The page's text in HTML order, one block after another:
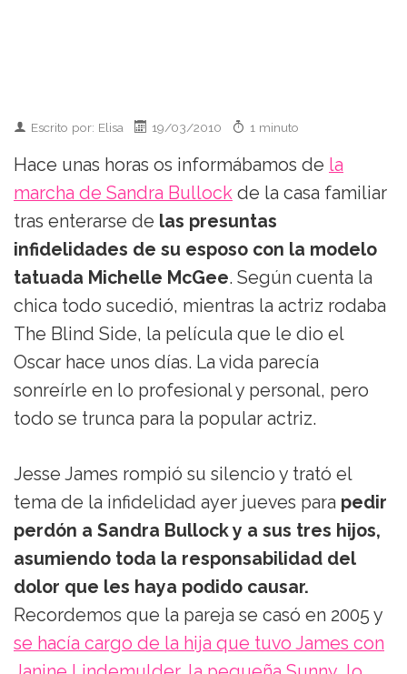
Escrito por: Elisa 19/03/2010 1 minuto
Hace unas horas os informábamos de la
marcha de Sandra Bullock de la casa familiar
tras enterarse de las presuntas
infidelidades de su esposo con la modelo
tatuada Michelle McGee. Según cuenta la
chica todo sucedió, mientras la actriz rodaba
The Blind Side, la película que le dio el
Oscar hace unos días. La vida parecía
sonreírle en lo profesional y personal, pero
todo se trunca para la popular actriz.
Jesse James rompió su silencio y trató el
tema de la infidelidad ayer jueves para pedir
perdón a Sandra Bullock y a sus tres hijos,
asumiendo toda la responsabilidad del
dolor que les haya podido causar.
Recordemos que la pareja se casó en 2005 y
se hacía cargo de la hija que tuvo James con